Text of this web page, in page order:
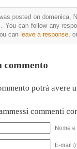
posted on domenica,
You can follow any
can leave a response ,
commento
potrà avere
commenti
Nome
E-mail